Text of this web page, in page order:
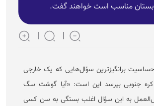
مناسب است خواهند گفت.
برانگیزترین سؤال‌هایی که یک خارجی
جنوبی بپرسد این است: «آیا گوشت سگ
به این سؤال اغلب بستگی به سن کسی